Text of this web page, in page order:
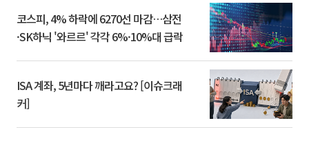
코스피, 4% 하락에 6270선 마감…삼전
·SK하닉 '와르르' 각각 6%·10%대 급락
ISA 계좌, 5년마다 깨라고요? [이슈크래
커]